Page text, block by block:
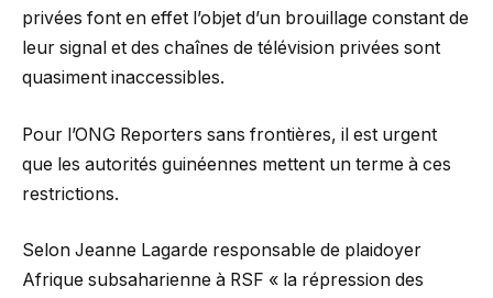
privées font en effet l’objet d’un brouillage constant de
leur signal et des chaînes de télévision privées sont
quasiment inaccessibles.
Pour l’ONG Reporters sans frontières, il est urgent
que les autorités guinéennes mettent un terme à ces
restrictions.
Selon Jeanne Lagarde responsable de plaidoyer
Afrique subsaharienne à RSF « la répression des